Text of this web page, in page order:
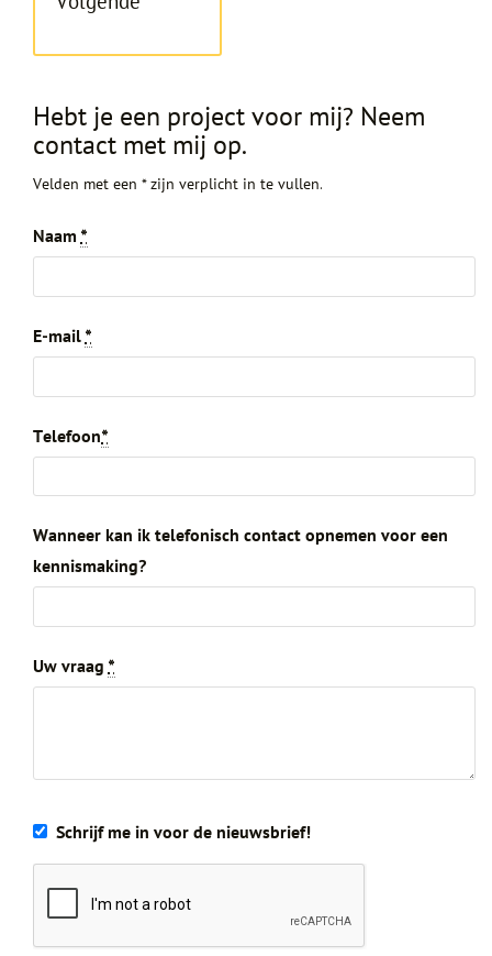
Hebt je een project voor mij? Neem
contact met mij op.
Velden met een * zijn verplicht in te vullen.
Naam *
E-mail *
Telefoon*
Wanneer kan ik telefonisch contact opnemen voor een
kennismaking?
Uw vraag *
Schrijf me in voor de nieuwsbrief!